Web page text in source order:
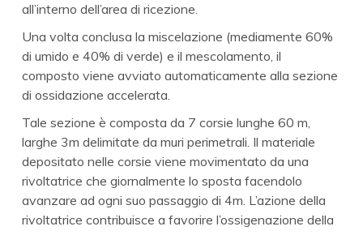
all’interno dell’area di ricezione.
Una volta conclusa la miscelazione (mediamente 60%
di umido e 40% di verde) e il mescolamento, il
composto viene avviato automaticamente alla sezione
di ossidazione accelerata.
Tale sezione è composta da 7 corsie lunghe 60 m,
larghe 3m delimitate da muri perimetrali. Il materiale
depositato nelle corsie viene movimentato da una
rivoltatrice che giornalmente lo sposta facendolo
avanzare ad ogni suo passaggio di 4m. L’azione della
rivoltatrice contribuisce a favorire l’ossigenazione della